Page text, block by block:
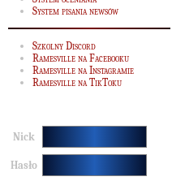
System pisania newsów
Szkolny Discord
Ramesville na Facebooku
Ramesville na Instagramie
Ramesville na TikToku
Nick
Hasło